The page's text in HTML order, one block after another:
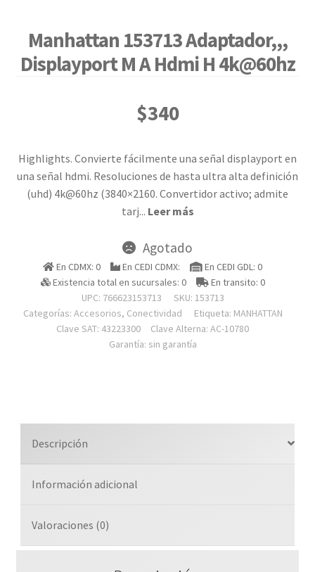
Manhattan 153713 Adaptador,,,
Displayport M A Hdmi H 4k@60hz
$340
Highlights. Convierte fácilmente una señal displayport en
una señal hdmi. Resoluciones de hasta ultra alta definición
(uhd) 4k@60hz (3840×2160. Convertidor activo; admite
tarj... Leer más
Agotado
En CDMX: 0 En CEDI CDMX:
En CEDI GDL: 0
Existencia total en sucursales: 0
En transito: 0
UPC: 766623153713
SKU: 153713
Categorías: Accesorios, Conectividad Etiqueta: MANHATTAN
Clave SAT: 43223300
Clave Alterna: AC-10780
Garantía: sin garantía
Descripción
Información adicional
Valoraciones (0)